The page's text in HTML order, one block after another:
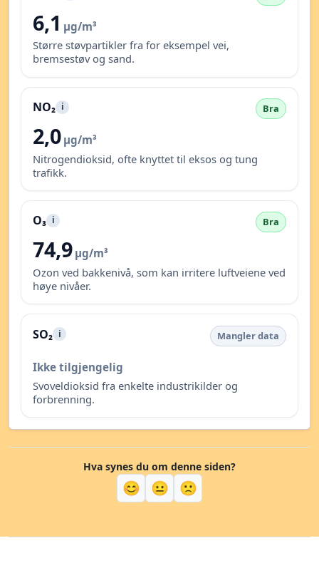
6,1 µg/m³
Større støvpartikler fra for eksempel vei,
bremsestøv og sand.
NO₂ i Bra
2,0 µg/m³
Nitrogendioksid, ofte knyttet til eksos og tung
trafikk.
O₃ i Bra
74,9 µg/m³
Ozon ved bakkenivå, som kan irritere luftveiene ved
høye nivåer.
SO₂ i Mangler data
Ikke tilgjengelig
Svoveldioksid fra enkelte industrikilder og
forbrenning.
Hva synes du om denne siden?
😊 😐 🙁